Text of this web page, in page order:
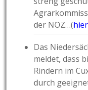
der NOZ…(
Das
meldet, dass
Rindern im
durch